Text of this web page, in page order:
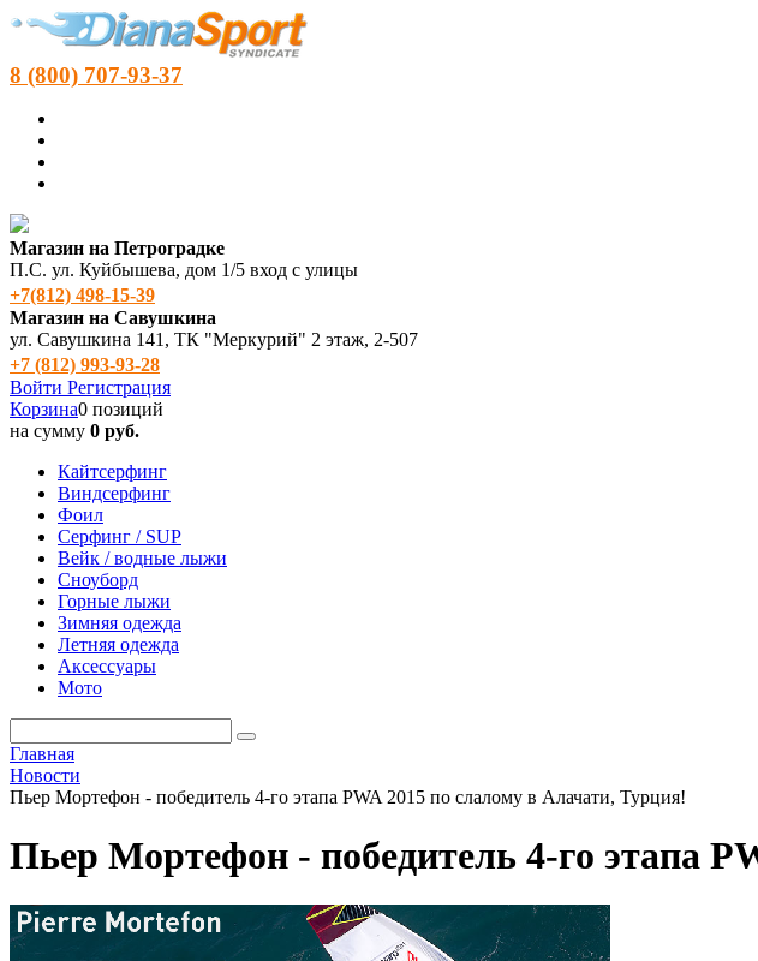
8 (800) 707-93-37
Магазин на Петроградке
П.С. ул. Куйбышева, дом 1/5 вход с улицы
+7(812) 498‑15-39
Магазин на Савушкина
ул. Савушкина 141, ТК "Меркурий" 2 этаж, 2-507
+7 (812) 993-93-28
Войти Регистрация
Корзина0 позиций
на сумму 0 руб.
Кайтсерфинг
Виндсерфинг
Фоил
Серфинг / SUP
Вейк / водные лыжи
Сноуборд
Горные лыжи
Зимняя одежда
Летняя одежда
Аксессуары
Мото
Главная
Новости
Пьер Мортефон - победитель 4-го этапа PWA 2015 по слалому в Алачати, Турция!
Пьер Мортефон - победитель 4-го этапа